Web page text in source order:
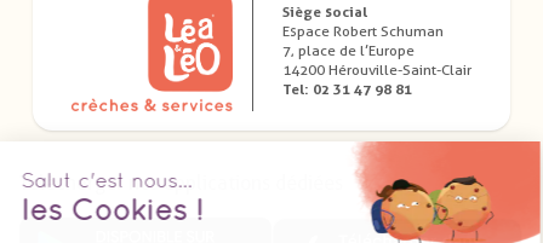
Siège social
Espace Robert Schuman
7, place de l’Europe
14200 Hérouville-Saint-Clair
Tel: 02 31 47 98 81
Télécharger nos applications dédiées